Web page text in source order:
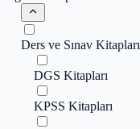
Ders ve Sınav Kitapları
DGS Kitapları
KPSS Kitapları